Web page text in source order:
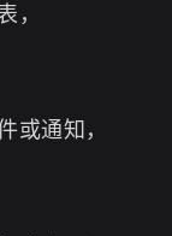
，
或通知，